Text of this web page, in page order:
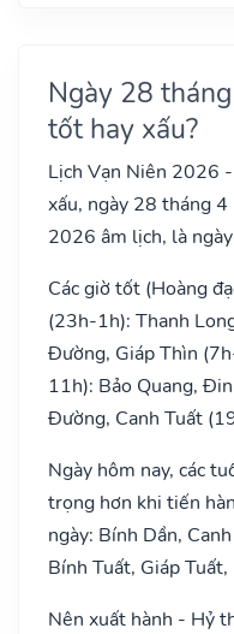
Ngày 28
tốt hay xấu?
Lịch Vạn Niên 2026
xấu, ngày 28 tháng
2026 âm lịch, là
Các giờ tốt (Hoàng
(23h-1h): Thanh
Đường, Giáp Thìn
11h): Bảo Quang,
Đường, Canh Tuất
Ngày hôm nay, các
trọng hơn khi tiến
ngày: Bính Dần,
Bính Tuất, Giáp Tuất,
Nên xuất hành - Hỷ